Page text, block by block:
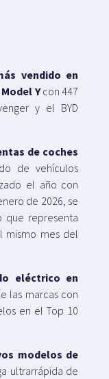
vendido en
Ycon 447
y el BYD
de coches
de vehículos
el año con
de 2026, se
que representa
mismo mes del
eléctrico en
las marcas con
en el Top 10
modelos de
ultrarrápida de